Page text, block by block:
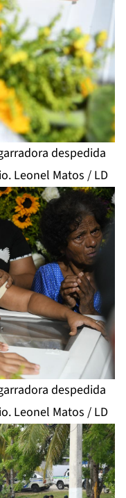
despedida
Leonel Matos / LD
despedida
Leonel Matos / LD